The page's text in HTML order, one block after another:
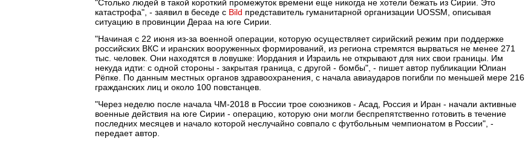
"Столько людей в такой короткий промежуток времени еще никогда не хотели бежать из Сирии. Это
катастрофа", - заявил в беседе с Bild представитель гуманитарной организации UOSSM, описывая
ситуацию в провинции Дераа на юге Сирии.
"Начиная с 22 июня из-за военной операции, которую осуществляет сирийский режим при поддержке
российских ВКС и иранских вооруженных формирований, из региона стремятся вырваться не менее 271
тыс. человек. Они находятся в ловушке: Иордания и Израиль не открывают для них свои границы. Им
некуда идти: с одной стороны - закрытая граница, с другой - бомбы", - пишет автор публикации Юлиан
Рёпке. По данным местных органов здравоохранения, с начала авиаударов погибли по меньшей мере 216
гражданских лиц и около 100 повстанцев.
"Через неделю после начала ЧМ-2018 в России трое союзников - Асад, Россия и Иран - начали активные
военные действия на юге Сирии - операцию, которую они могли беспрепятственно готовить в течение
последних месяцев и начало которой неслучайно совпало с футбольным чемпионатом в России", -
передает автор.